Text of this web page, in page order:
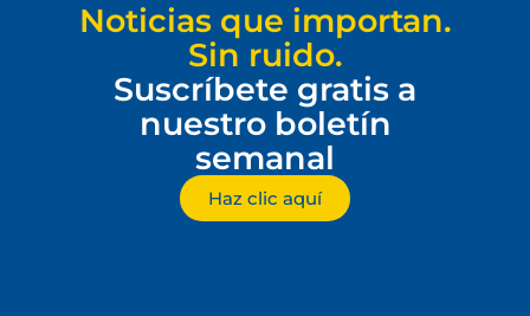
Noticias que importan.
Sin ruido.
Suscríbete gratis a
nuestro boletín
semanal
Haz clic aquí